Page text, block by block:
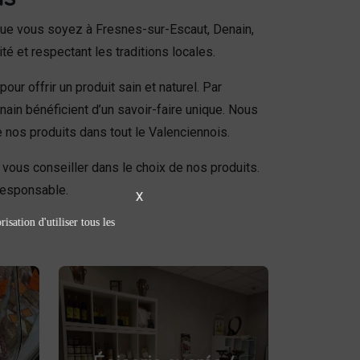
vous soyez à Fresnes-sur-Escaut, Denain,
et respectant les traditions locales.
offrir un produit sain et naturel. Par
bénéficient d’un savoir-faire unique. Nous
produits dans tout le Valenciennois.
conseiller dans le choix de nos produits.
Épicerie sucrée /
salée
Découvrez notre
épicerie sucrée
et salée à Saint-Saulve
X
d'utiliser tous les